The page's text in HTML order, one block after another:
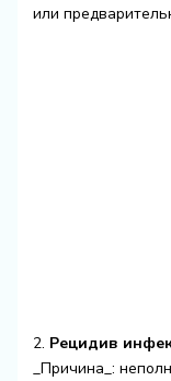
или
2. Рецидив
_Причина_: